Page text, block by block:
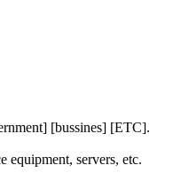
[bussines] [ETC].
equipment, servers, etc.